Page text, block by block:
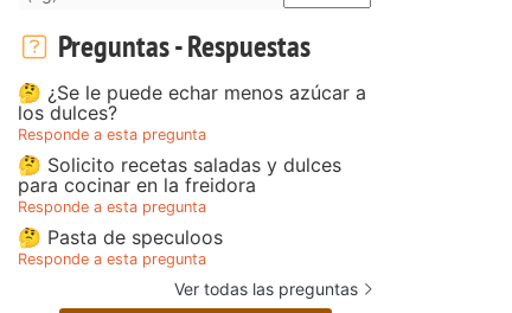
Preguntas - Respuestas
🤔 ¿Se le puede echar menos azúcar a
los dulces?
Responde a esta pregunta
🤔 Solicito recetas saladas y dulces
para cocinar en la freidora
Responde a esta pregunta
🤔 Pasta de speculoos
Responde a esta pregunta
Ver todas las preguntas